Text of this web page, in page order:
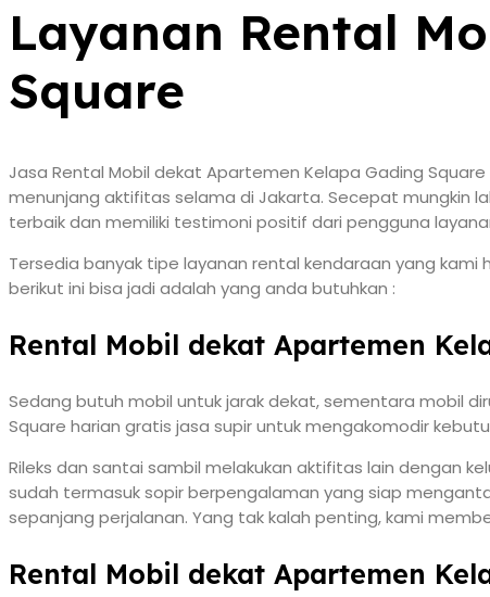
Layanan Rental
Square
Jasa Rental Mobil dekat Apartemen Kelapa Gading
menunjang aktifitas selama di Jakarta. Secepat mungkin
terbaik dan memiliki testimoni positif dari pengguna
Tersedia banyak tipe layanan rental kendaraan yang
berikut ini bisa jadi adalah yang anda butuhkan :
Rental Mobil dekat Apartemen
Sedang butuh mobil untuk jarak dekat, sementara mobil
Square harian gratis jasa supir untuk mengakomodir
Rileks dan santai sambil melakukan aktifitas lain dengan
sudah termasuk sopir berpengalaman yang siap
sepanjang perjalanan. Yang tak kalah penting, kami
Rental Mobil dekat Apartemen